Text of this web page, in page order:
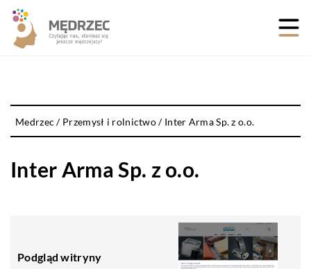
Medrzec / Przemysł i rolnictwo/ Inter Arma Sp. z o.o.
Inter Arma Sp. z o.o.
Podgląd witryny